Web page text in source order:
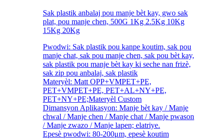
Sak plastik anbalaj pou manje bèt kay, gwo sak
plat, pou manje chen, 500G 1Kg 2.5Kg 10Kg
15Kg 20Kg
Pwodwi: Sak plastik pou kanpe koutim, sak pou
manje chat, sak pou manje chen, sak pou bèt kay,
sak plastik pou manje bèt kay ki seche nan frizè,
sak zip pou anbalaj, sak plastik
Materyèl: Matt OPP+VMPET+PE,
PET+VMPET+PE, PET+AL+NY+PE,
PET+NY+PE;Materyèl Custom
Dimansyon Aplikasyon: Manje bèt kay / Manje
chwal / Manje chen / Manje chat / Manje pwason
/ Manje zwazo / Manje lapen; elatriye.
Epesè pwodwi: 80-200μm, epesè koutim